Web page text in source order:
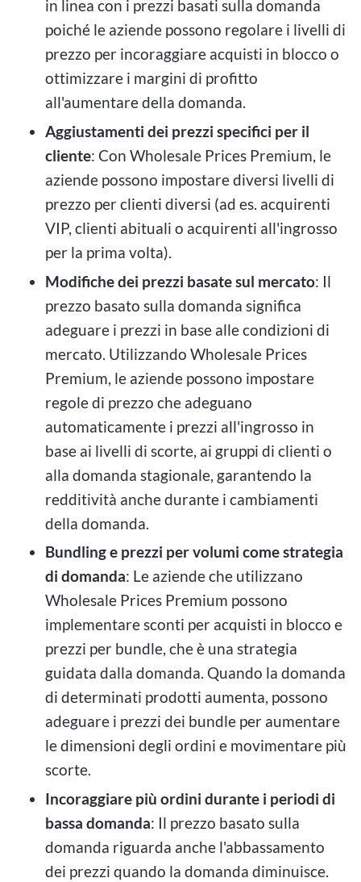
in linea con i prezzi basati sulla domanda
poiché le aziende possono regolare i livelli di
prezzo per incoraggiare acquisti in blocco o
ottimizzare i margini di profitto
all'aumentare della domanda.
Aggiustamenti dei prezzi specifici per il
cliente: Con Wholesale Prices Premium, le
aziende possono impostare diversi livelli di
prezzo per clienti diversi (ad es. acquirenti
VIP, clienti abituali o acquirenti all'ingrosso
per la prima volta).
Modifiche dei prezzi basate sul mercato: Il
prezzo basato sulla domanda significa
adeguare i prezzi in base alle condizioni di
mercato. Utilizzando Wholesale Prices
Premium, le aziende possono impostare
regole di prezzo che adeguano
automaticamente i prezzi all'ingrosso in
base ai livelli di scorte, ai gruppi di clienti o
alla domanda stagionale, garantendo la
redditività anche durante i cambiamenti
della domanda.
Bundling e prezzi per volumi come strategia
di domanda: Le aziende che utilizzano
Wholesale Prices Premium possono
implementare sconti per acquisti in blocco e
prezzi per bundle, che è una strategia
guidata dalla domanda. Quando la domanda
di determinati prodotti aumenta, possono
adeguare i prezzi dei bundle per aumentare
le dimensioni degli ordini e movimentare più
scorte.
Incoraggiare più ordini durante i periodi di
bassa domanda: Il prezzo basato sulla
domanda riguarda anche l'abbassamento
dei prezzi quando la domanda diminuisce.